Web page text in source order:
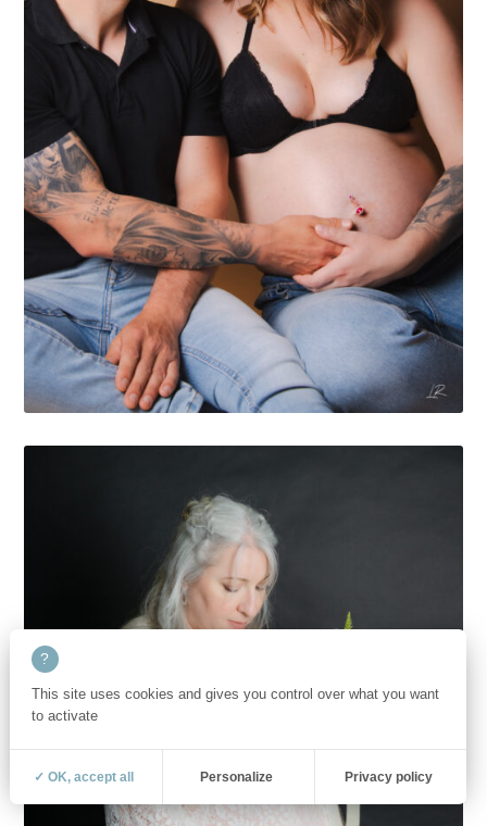
This site uses cookies and gives you control over what you want
to activate
✓ OK, accept all Personalize Privacy policy